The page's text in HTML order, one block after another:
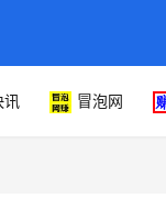
讯 冒泡网